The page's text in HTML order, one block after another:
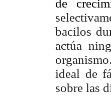
de
bacilos
actúa
ideal de
sobre las